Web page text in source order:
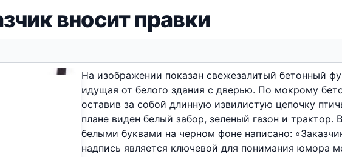
вносит правки
На изображении показан свежезалитый бетонный
идущая от белого здания с дверью. По мокрому
оставив за собой длинную извилистую цепочку
плане виден белый забор, зеленый газон и трактор.
белыми буквами на черном фоне написано:
надпись является ключевой для понимания юмора